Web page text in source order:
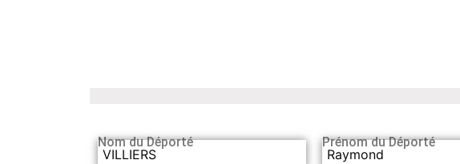
Nom du Déporté
VILLIERS
Prénom du Déporté
Raymond